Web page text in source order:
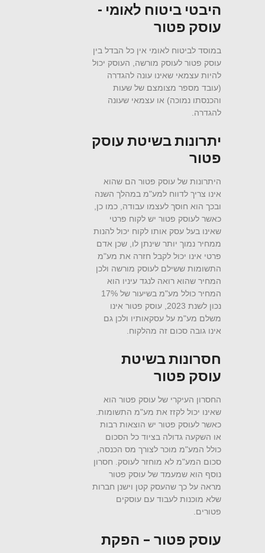
היבטי ביטוח לאומי -
עוסק פטור
במוסד לביטוח לאומי אין כל הבדל בין
עוסק פטור לעוסק מורשה, העוסק יכול
להיות עצמאי שאינו עונה להגדרה
(עובד מספר מצומצם של שעות
והכנסתו נמוכה) או עצמאי שעונה
להגדרה.
יתרונות בשיטת עוסק
פטור
היתרונות של עוסק פטור הם שהוא
אינו צריך לדווח למע"מ במהלך השנה
ובכך הוא חוסך לעצמו עבודה, כמו כן,
כאשר לעוסק פטור יש לקוח פרטי
שאינו בעל עסק אותו לקוח יכול להנות
ממחיר נמוך יותר שינתן לו, שכן אדם
פרטי אינו יכול לקבל חזרה את מע"מ
התשומות ששילם לעוסק מורשה ולכן
המחיר שהוא רואה לנגד עיניו הוא
המחיר כולל מע"מ בשיעור של 17%
נכון לשנת 2023, עוסק פטור אינו
משלם מע"מ על עסקאותיו ולכן גם
אינו גובה סכום זה מהלקוח.
חסרונות בשיטת
עוסק פטור
החסרון העיקרי של עוסק פטור הוא
שאינו יכול לקזז את מע"מ התשומות.
כאשר לעוסק פטור יש הוצאות רבות
או השקעה גדולה בציוד כל הסכום
כולל המע"מ מוכר לצורך מס הכנסה,
סכום המע"מ לא מוחזר לעוסק. חסרון
נוסף הוא שמעמד של עוסק פטור
מראה על כך שהעסק קטן וישנן חברות
שלא מוכנות לעבוד עם עוסקים
פטורים.
עוסק פטור – הפקת